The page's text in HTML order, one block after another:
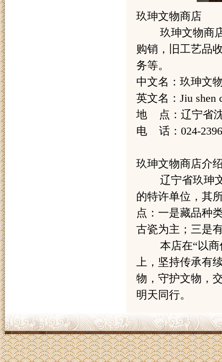
玖珅文物商店
玖珅文物商店
购销，旧工艺品
务等。
中文名：玖珅文
英文名：Jiu shen
地 点：辽宁省沈
电 话：024-
玖珅文物商店介
辽宁省玖珅文
的特许单位，其
点：一是藏品种
古瓷为主；三是
本店在“以商促
上，坚持传承有
物，守护文物，
明天同行。